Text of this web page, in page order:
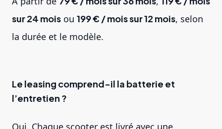
sur 24 mois ou 199 € / mois sur 12 mois, selon
la durée et le modèle.
Le leasing comprend-il la batterie et
l’entretien ?
Oui. Chaque scooter est livré avec une